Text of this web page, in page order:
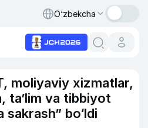
O‘zbekcha
moliyaviy xizmatlar,
ta’lim va tibbiyot
bo‘ldi